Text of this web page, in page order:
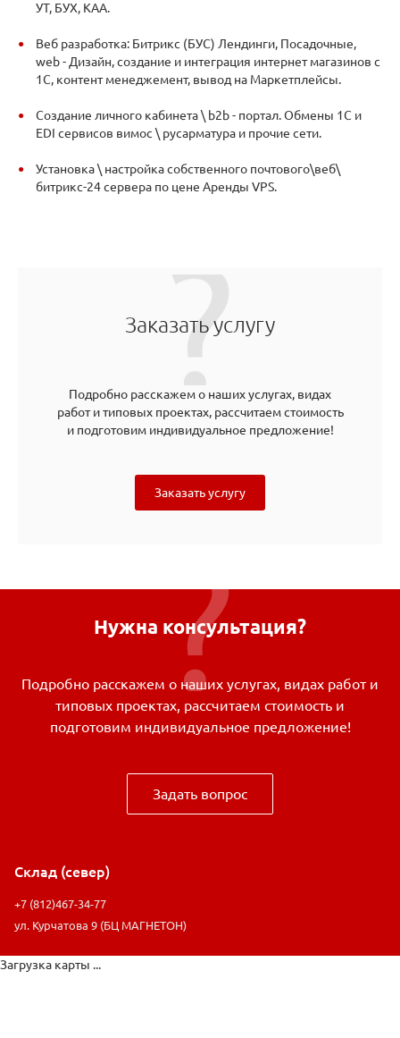
УТ, БУХ, КАА.
Веб разработка: Битрикс (БУС) Лендинги, Посадочные,
web - Дизайн, создание и интеграция интернет магазинов с
1С, контент менеджемент, вывод на Маркетплейсы.
Создание личного кабинета \ b2b - портал. Обмены 1С и
EDI сервисов вимос \ русарматура и прочие сети.
Установка \ настройка собственного почтового\веб\
битрикс-24 сервера по цене Аренды VPS.
Заказать услугу
Подробно расскажем о наших услугах, видах
работ и типовых проектах, рассчитаем стоимость
и подготовим индивидуальное предложение!
Заказать услугу
Нужна консультация?
Подробно расскажем о наших услугах, видах работ и
типовых проектах, рассчитаем стоимость и
подготовим индивидуальное предложение!
Задать вопрос
Склад (север)
+7 (812)467-34-77
ул. Курчатова 9 (БЦ МАГНЕТОН)
Загрузка карты ...